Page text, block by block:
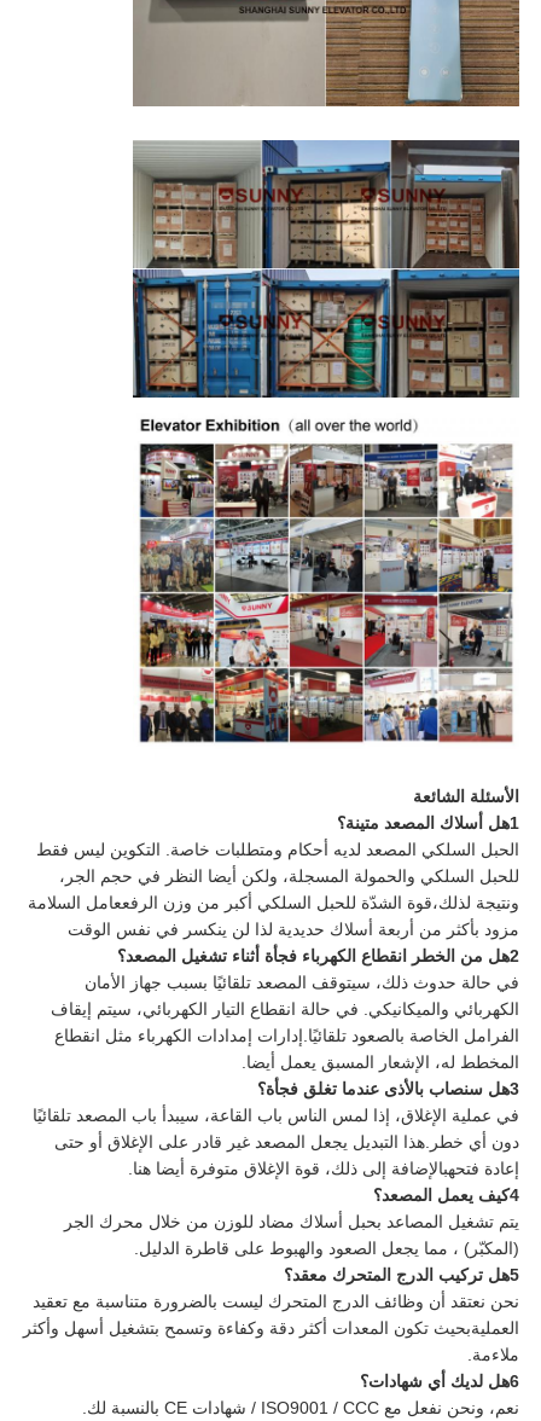
الأسئلة الشائعة
1هل أسلاك المصعد متينة؟
الحبل السلكي المصعد لديه أحكام ومتطلبات خاصة. التكوين ليس فقط
للحبل السلكي والحمولة المسجلة، ولكن أيضا النظر في حجم الجر،
ونتيجة لذلك،قوة الشدّة للحبل السلكي أكبر من وزن الرفععامل السلامة
مزود بأكثر من أربعة أسلاك حديدية لذا لن ينكسر في نفس الوقت
2هل من الخطر انقطاع الكهرباء فجأة أثناء تشغيل المصعد؟
في حالة حدوث ذلك، سيتوقف المصعد تلقائيًا بسبب جهاز الأمان
الكهربائي والميكانيكي. في حالة انقطاع التيار الكهربائي، سيتم إيقاف
الفرامل الخاصة بالصعود تلقائيًا.إدارات إمدادات الكهرباء مثل انقطاع
المخطط له، الإشعار المسبق يعمل أيضا.
3هل سنصاب بالأذى عندما تغلق فجأة؟
في عملية الإغلاق، إذا لمس الناس باب القاعة، سيبدأ باب المصعد تلقائيًا
دون أي خطر.هذا التبديل يجعل المصعد غير قادر على الإغلاق أو حتى
إعادة فتحهبالإضافة إلى ذلك، قوة الإغلاق متوفرة أيضا هنا.
4كيف يعمل المصعد؟
يتم تشغيل المصاعد بحبل أسلاك مضاد للوزن من خلال محرك الجر
(المكبّر) ، مما يجعل الصعود والهبوط على قاطرة الدليل.
5هل تركيب الدرج المتحرك معقد؟
نحن نعتقد أن وظائف الدرج المتحرك ليست بالضرورة متناسبة مع تعقيد
العمليةبحيث تكون المعدات أكثر دقة وكفاءة وتسمح بتشغيل أسهل وأكثر
ملاءمة.
6هل لديك أي شهادات؟
نعم، ونحن نفعل مع ISO9001 / CCC / شهادات CE بالنسبة لك.